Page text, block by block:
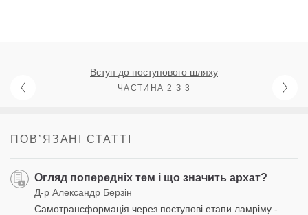
Вступ до поступового шляху
ЧАСТИНА 2 З 3
ПОВʼЯЗАНІ СТАТТІ
Огляд попередніх тем і що значить архат?
Д-р Александр Берзін
Самотрансформація через поступові етапи ламріму -